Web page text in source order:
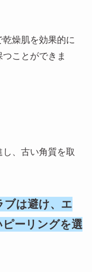
燥肌を効果的に
ことができま
、古い角質を取
ブは避け、エ
ーリングを選